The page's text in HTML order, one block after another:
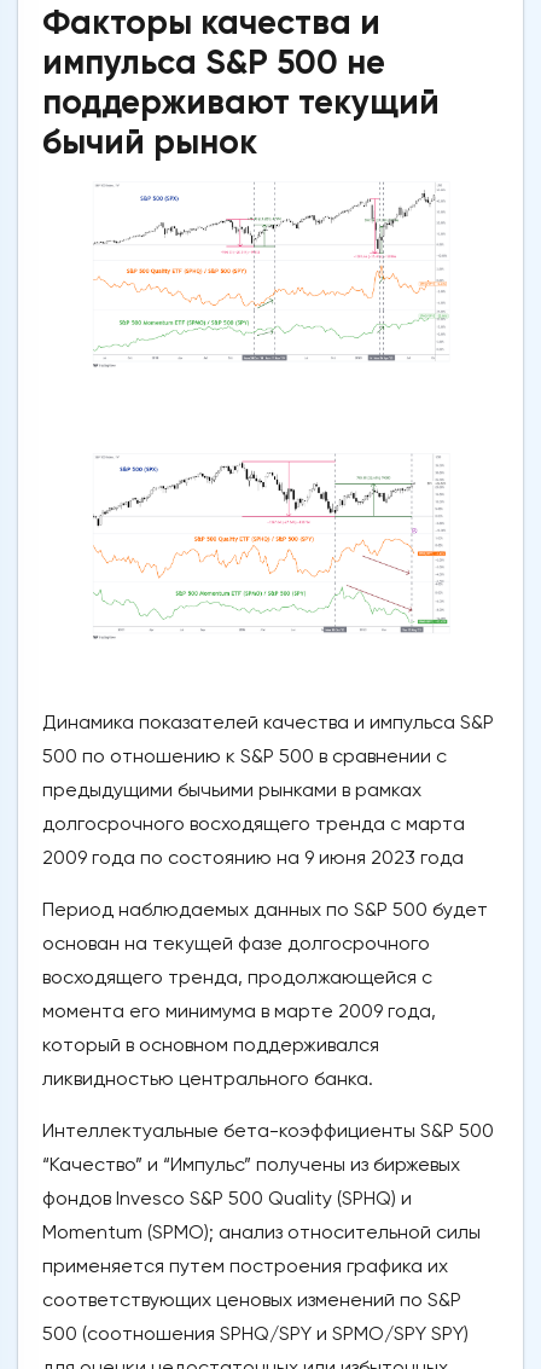
Факторы качества и
импульса S&P 500 не
поддерживают текущий
бычий рынок
Динамика показателей качества и импульса S&P
500 по отношению к S&P 500 в сравнении с
предыдущими бычьими рынками в рамках
долгосрочного восходящего тренда с марта
2009 года по состоянию на 9 июня 2023 года
Период наблюдаемых данных по S&P 500 будет
основан на текущей фазе долгосрочного
восходящего тренда, продолжающейся с
момента его минимума в марте 2009 года,
который в основном поддерживался
ликвидностью центрального банка.
Интеллектуальные бета-коэффициенты S&P 500
“Качество” и “Импульс” получены из биржевых
фондов Invesco S&P 500 Quality (SPHQ) и
Momentum (SPMO); анализ относительной силы
применяется путем построения графика их
соответствующих ценовых изменений по S&P
500 (соотношения SPHQ/SPY и SPMO/SPY SPY)